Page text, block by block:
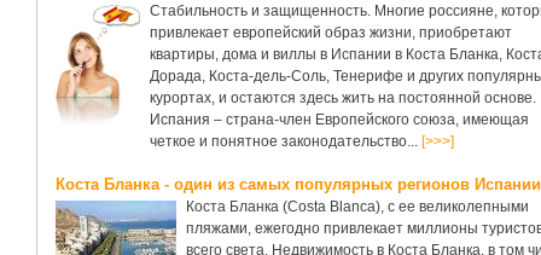
Стабильность и защищенность. Многие россияне,
привлекает европейский образ жизни, приобретают
квартиры, дома и виллы в Испании в Коста Бланка,
Дорада, Коста-дель-Соль, Тенерифе и других
курортах, и остаются здесь жить на постоянной основе.
Испания – страна-член Европейского союза, имеющая
четкое и понятное законодательство... [>>>]
Коста Бланка - один из самых популярных регионов
Коста Бланка (Costa Blanca), с ее великолепными
пляжами, ежегодно привлекает миллионы
всего света. Недвижимость в Коста Бланка, в том